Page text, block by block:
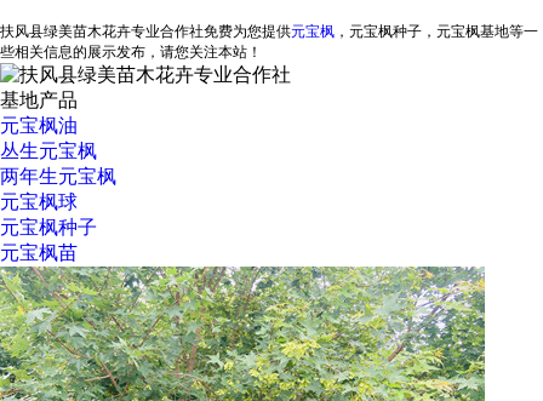
扶风县绿美苗木花卉专业合作社免费为您提供元宝枫 ，元宝枫种子，元宝枫基地等一
些相关信息的展示发布，请您关注本站！
基地产品
元宝枫油
丛生元宝枫
两年生元宝枫
元宝枫球
元宝枫种子
元宝枫苗